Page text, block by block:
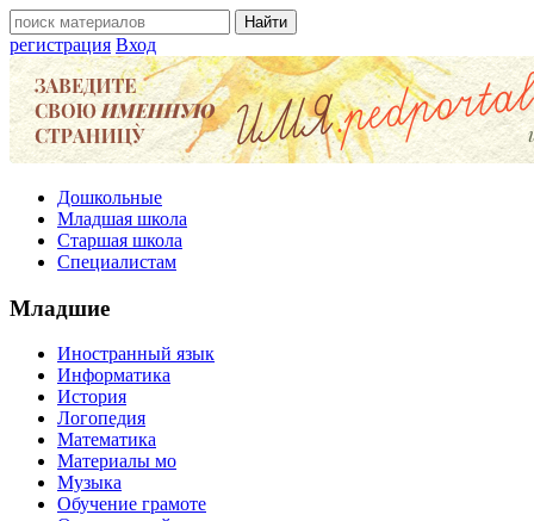
регистрация Вход
Дошкольные
Младшая школа
Старшая школа
Специалистам
Младшие
Иностранный язык
Информатика
История
Логопедия
Математика
Материалы мо
Музыка
Обучение грамоте